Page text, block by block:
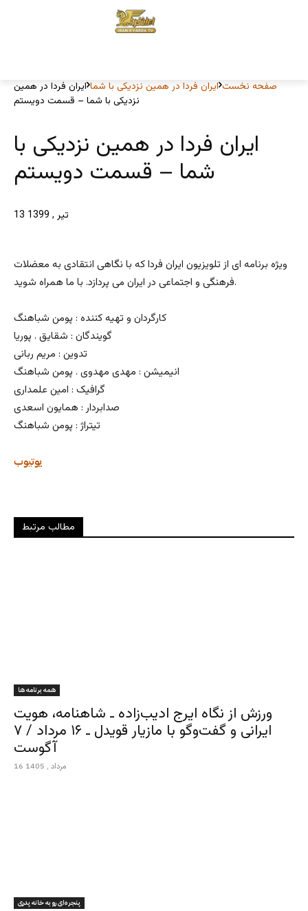
صفحه نخست ایران فردا در همین نزدیکی با شما ایران فردا در همین
نزدیکی با شما – قسمت دویستم
ایران فردا در همین نزدیکی با
شما – قسمت دویستم
13 تیر , 1399
ویژه برنامه ای از تلویزیون ایران فردا که با نگاهی انتقادی به معضلات
فرهنگی و اجتماعی در ایران می پردازد. با ما همراه شوید.
کارگردان و تهیه کننده : پومن شباهنگ
گویندگان : شقایق . پوریا
تدوین : مریم ربانی
انیمیشن : مهدی مهدوی . پومن شباهنگ
گرافیک : امین علمداری
صدابردار : همایون اسعدی
تیتراژ : پومن شباهنگ
یوتیوب
مطالب مرتبط
همه برنامه ها
ورزش از نگاه ایرج ادیب‌زاده ـ شاهنامه، هویت
ایرانی و گفت‌وگو با مازیار قویدل ـ ۱۶ مرداد / ۷
آگوست
16 مرداد , 1405
پنجره‌ای رو به خانه پدری